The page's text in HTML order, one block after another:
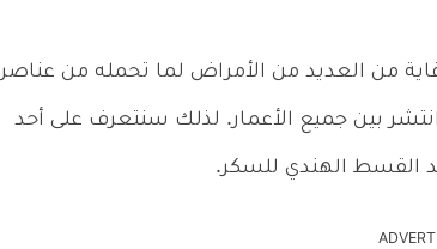
من العديد من الأمراض لما تحمله من عناصر
بين جميع الأعمار. لذلك سنتعرف على أحد
القسط الهندي للسكر.